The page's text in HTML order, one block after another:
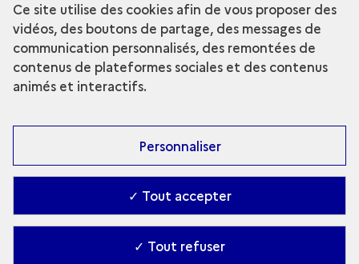
Découvrir la collection
Accessibilité : Partiellement conforme
- Ministère de la Culture
Ce site utilise des cookies afin de vous proposer des
vidéos, des boutons de partage, des messages de
communication personnalisés, des remontées de
contenus de plateformes sociales et des contenus
animés et interactifs.
Personnaliser
✓ Tout accepter
✓ Tout refuser